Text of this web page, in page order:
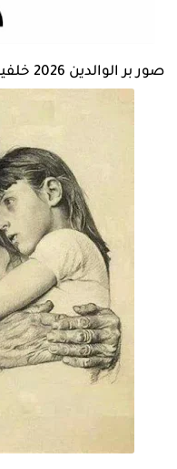
صور بر الوالدين 2026 خلفيات متوب عليها عبارات عن الوالدين